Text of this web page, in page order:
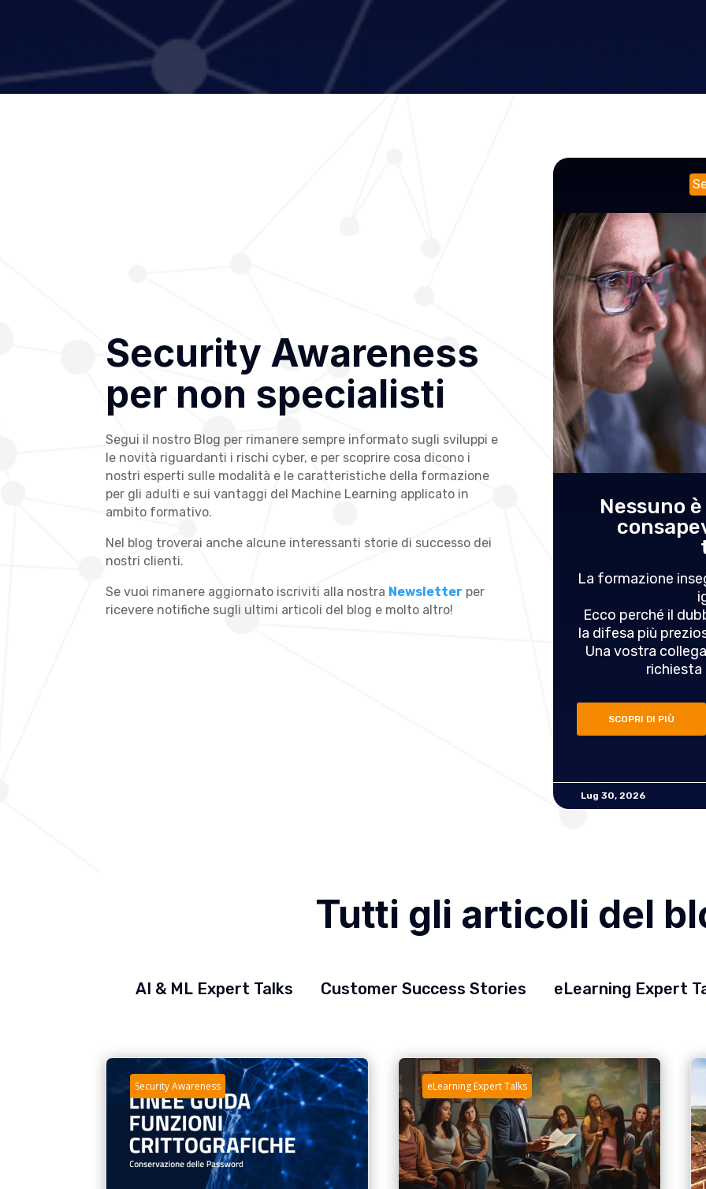
Security Awareness
per non specialisti
Segui il nostro Blog per rimanere sempre informato sugli sviluppi e
le novità riguardanti i rischi cyber, e per scoprire cosa dicono i
nostri esperti sulle modalità e le caratteristiche della formazione
per gli adulti e sui vantaggi del Machine Learning applicato in
ambito formativo.
Nel blog troverai anche alcune interessanti storie di successo dei
nostri clienti.
Se vuoi rimanere aggiornato iscriviti alla nostra Newsletter per
ricevere notifiche sugli ultimi articoli del blog e molto altro!
Truffe in vacanza: come
2026)
guardia. I truffatori lo sanno da anni. C'è una statistica
che dovrebbe finire nei dépliant delle agenzie di
Nessuno
La formazione
Ecco perché il
la difesa più
Una vostra
richiesta
SCOPRI DI PIÙ
Lug 30, 2026
Tutti gli articoli del
AI & ML Expert Talks Customer Success Stories eLearning Expert
Security Awareness eLearning Expert Talks